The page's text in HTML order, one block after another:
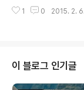
서정적인 음악으로 담아
라인 TV 서비스들에서
킨들파이어 등 다양한 디
DTS-HD는 이중 Xbox
다. 이제 Xbox One 사
1 0 2015. 2. 6.
이 블로그 인기글